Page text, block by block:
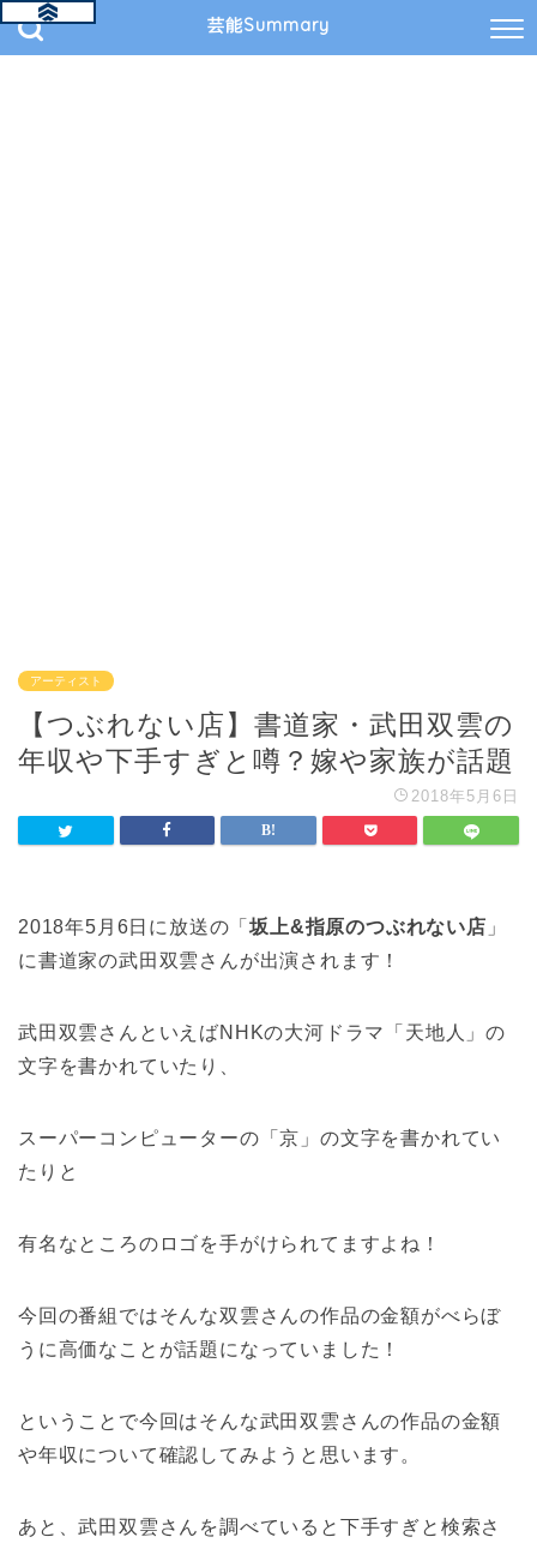
芸能Summary
アーティスト
【つぶれない店】書道家・武田双雲の
年収や下手すぎと噂？嫁や家族が話題
2018年5月6日
2018年5月6日に放送の「坂上&指原のつぶれない店 」
に書道家の武田双雲さんが出演されます！
武田双雲さんといえばNHKの大河ドラマ「天地人」の
文字を書かれていたり、
スーパーコンピューターの「京」の文字を書かれてい
たりと
有名なところのロゴを手がけられてますよね！
今回の番組ではそんな双雲さんの作品の金額がべらぼ
うに高価なことが話題になっていました！
ということで今回はそんな武田双雲さんの作品の金額
や年収について確認してみようと思います。
あと、武田双雲さんを調べていると下手すぎと検索さ